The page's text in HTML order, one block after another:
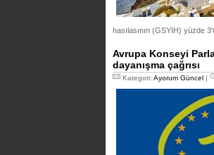
hasılasının (GSYİH) yüzde
Avrupa Konseyi
dayanışma çağrısı
Kategori: Ayorum Güncel |